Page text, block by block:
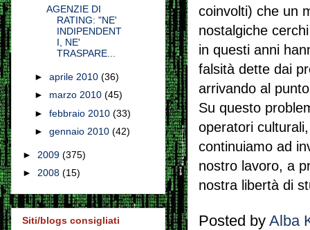
coinvolti) che un
nostalgiche
in questi anni
falsità dette dai
arrivando al
Su questo
operatori
continuiamo ad
nostro lavoro, a
nostra libertà di
Posted by Alba
AGENZIE DI
RATING: "NE'
INDIPENDENT
I, NE'
TRASPARE...
► aprile 2010 (36)
► marzo 2010 (45)
► febbraio 2010 (33)
► gennaio 2010 (42)
► 2009 (375)
► 2008 (15)
Siti/blogs consigliati